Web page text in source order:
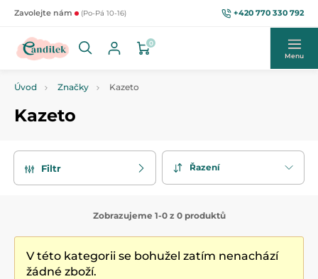
Zavolejte nám (Po-Pá 10-16) +420 770 330 792
0
Menu
Úvod Značky Kazeto
Kazeto
Filtr Řazení
Zobrazujeme 1-0 z 0 produktů
V této kategorii se bohužel zatím nenachází
žádné zboží.